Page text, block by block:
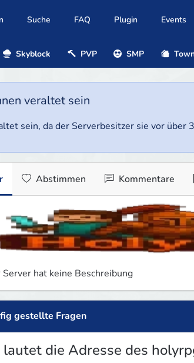
Suche FAQ Plugin Events
Skyblock PVP SMP
veraltet sein
sein, da der Serverbesitzer sie vor über
Abstimmen Kommentare
Server hat keine Beschreibung
gestellte Fragen
die Adresse des